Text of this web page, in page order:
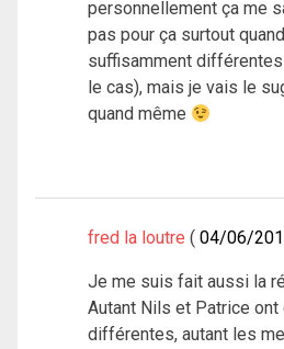
personnellement ça me
pas pour ça surtout
suffisamment différentes
le cas), mais je vais le
quand même
fred la loutre 04/06/
Je me suis fait aussi la
Autant Nils et Patrice
différentes, autant les